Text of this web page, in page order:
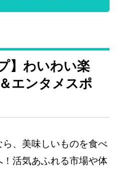
】わいわい楽
エンタメスポ
、美味しいものを食べ
活気あふれる市場や体